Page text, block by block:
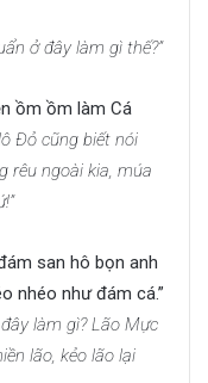
ở đây làm gì thế?”
ồm ồm làm Cá
Đỏ cũng biết nói
rêu ngoài kia, múa
san hô bọn anh
nhéo như đám cá.”
làm gì? Lão Mực
lão, kẻo lão lại